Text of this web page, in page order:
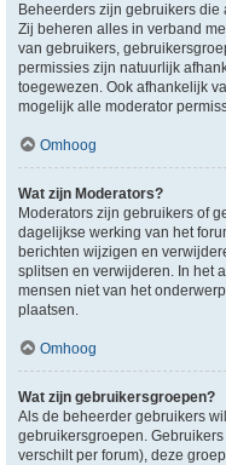
Beheerders zijn gebruikers
Zij beheren alles in verband
van gebruikers,
permissies zijn natuurlijk
toegewezen. Ook afhankelijk
mogelijk alle moderator
Omhoog
Wat zijn Moderators?
Moderators zijn gebruikers of
dagelijkse werking van het
berichten wijzigen en
splitsen en verwijderen. In het
mensen niet van het
plaatsen.
Omhoog
Wat zijn gebruikersgroepen?
Als de beheerder gebruikers
gebruikersgroepen.
verschilt per forum), deze